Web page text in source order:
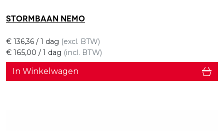
Stormbaan Nemo
€ 165,00 / 1 dag (incl. BTW)
€ 136,36 / 1 dag (excl. BTW)
In Winkelwagen